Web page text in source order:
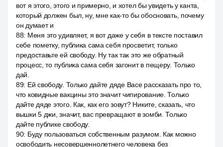
вот я этого, этого и примерно, и хотел бы увидеть у канта,
который должен был, ну, мне как-то бы обосновать, почему
он думает и
88: Меня это удивляет, я вот даже у себя в тексте поставил
себе пометку, публика сама себя просветит, только
предоставьте ей свободу. Ну так так это же обратный
процесс, то публика сама себя загонит в пещеру. Только
дай.
89: Ей свободу. Только дайте дяде Васе рассказать про то,
что ковидные вакцины это значит чипирование. Только
дайте дяде этого. Как, как его зовут? Никите, сказать, что
вышки 5 джи, значит, вас превращают в зомби. Только
дайте публике свободу.
90: Буду пользоваться собственным разумом. Как можно
освободить несовершеннолетнего человека без